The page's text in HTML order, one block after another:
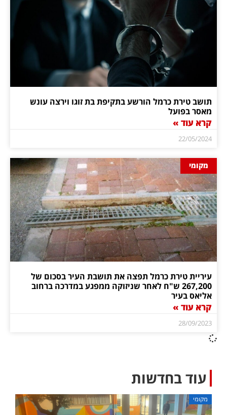
תושב טירת כרמל הורשע בתקיפת בת זוגו וירצה עונש
מאסר בפועל
קרא עוד »
22/05/2024
מקומי
עיריית טירת כרמל תפצה את תושבת העיר בסכום של
267,200 ש"ח לאחר שניזוקה ממפגע במדרכה ברחוב
אליאס בעיר
קרא עוד »
28/09/2023
עוד בחדשות
מקומי